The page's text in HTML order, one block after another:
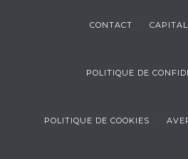
CONTACT
POLITIQUE DE
POLITIQUE DE COOKIES